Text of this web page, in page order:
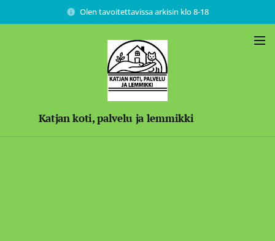
Olen tavoitettavissa arkisin klo 8-18
Katjan koti, palvelu ja lemmikki